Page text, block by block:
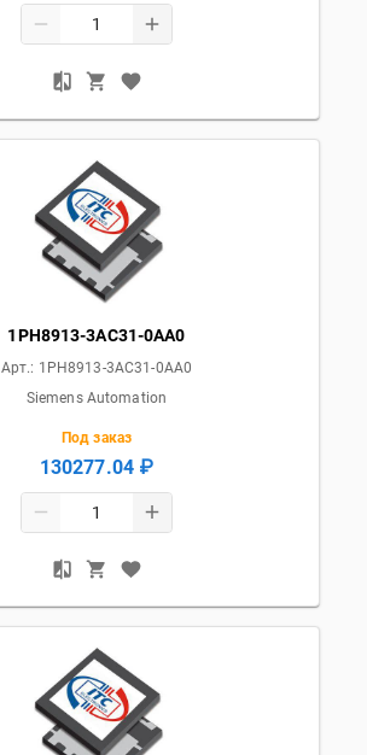
1PH8913-3AC31-0AA0
Арт.: 1PH8913-3AC31-0AA0
Siemens Automation
Под заказ
130277.04 ₽